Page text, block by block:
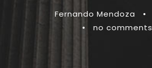
Fernando Mendoza •
•
no comments